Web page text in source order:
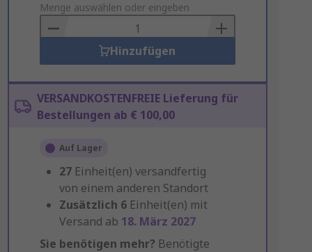
to
Basket
Menge auswählen oder eingeben
Hinzufügen
VERSANDKOSTENFREIE Lieferung für
Bestellungen ab € 100,00
Auf Lager
27 Einheit(en) versandfertig
von einem anderen Standort
Zusätzlich 6 Einheit(en) mit
Versand ab 18. März 2027
Sie benötigen mehr? Benötigte